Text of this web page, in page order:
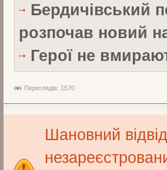
Бердичівський
розпочав новий
Герої не
Переглядів: 1570
Шановний